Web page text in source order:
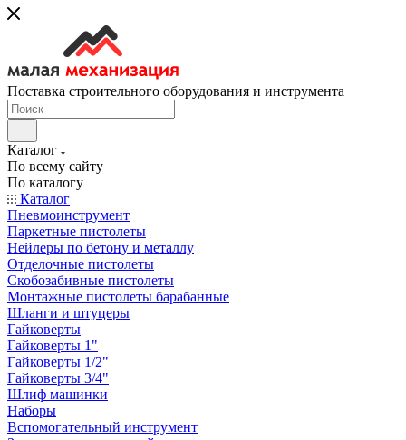
Поставка строительного оборудования и инструмента
Каталог
По всему сайту
По каталогу
Каталог
Пневмоинструмент
Паркетные пистолеты
Нейлеры по бетону и металлу
Отделочные пистолеты
Скобозабивные пистолеты
Монтажные пистолеты барабанные
Шланги и штуцеры
Гайковерты
Гайковерты 1"
Гайковерты 1/2"
Гайковерты 3/4"
Шлиф машинки
Наборы
Вспомогательный инструмент